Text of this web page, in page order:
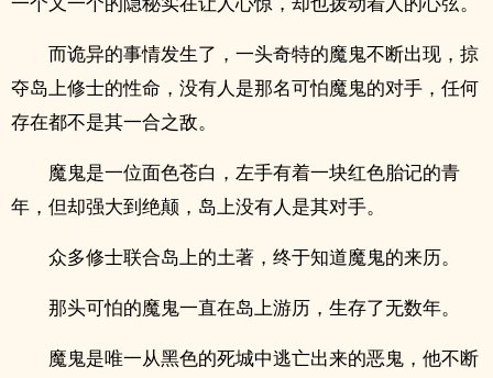
而诡异的事情发生了，一头奇特的魔鬼不断出现，掠
夺岛上修士的性命，没有人是那名可怕魔鬼的对手，任何
存在都不是其一合之敌。
魔鬼是一位面色苍白，左手有着一块红色胎记的青
年，但却强大到绝颠，岛上没有人是其对手。
众多修士联合岛上的土著，终于知道魔鬼的来历。
那头可怕的魔鬼一直在岛上游历，生存了无数年。
魔鬼是唯一从黑色的死城中逃亡出来的恶鬼，他不断